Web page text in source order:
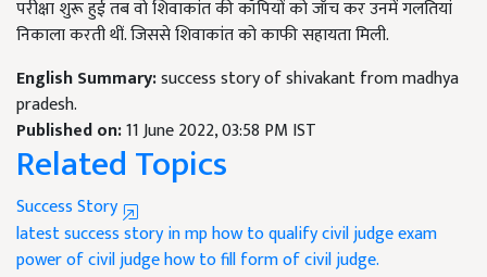
परीक्षा शुरूहुईतब वो शिवाकांत की कॉपियों को जाँच कर उनमेंगलतियां
निकालाकरती थीं. जिससे शिवाकांत को काफी सहायता मिली.
English Summary:success story of shivakant from madhya
pradesh.
Published on:11 June 2022, 03:58 PM IST
Related Topics
Success Story
latest success story in mphow to qualify civil judge exam
power of civil judgehow to fill form of civil judge.